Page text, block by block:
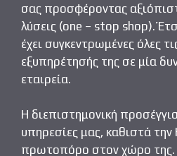
σας προσφέροντας
λύσεις (one – stop shop).
έχει συγκεντρωμένες όλες
εξυπηρέτησής της σε μία
εταιρεία.
Η διεπιστημονική
υπηρεσίες μας, καθιστά
πρωτοπόρο στον χώρο της.